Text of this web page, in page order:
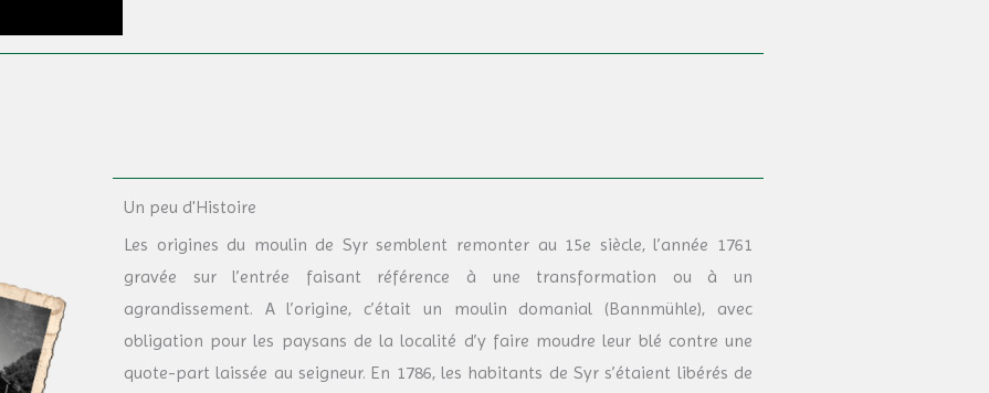
Un peu d'Histoire
Les origines du moulin de Syr semblent remonter au 15e siècle, l’année 1761
gravée sur l’entrée faisant référence à une transformation ou à un
agrandissement. A l’origine, c’était un moulin domanial (Bannmühle), avec
obligation pour les paysans de la localité d’y faire moudre leur blé contre une
quote-part laissée au seigneur. En 1786, les habitants de Syr s’étaient libérés de